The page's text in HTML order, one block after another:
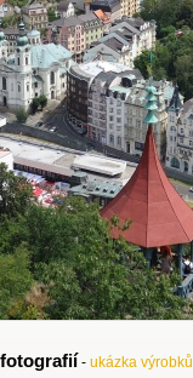
- ukázka výrobků